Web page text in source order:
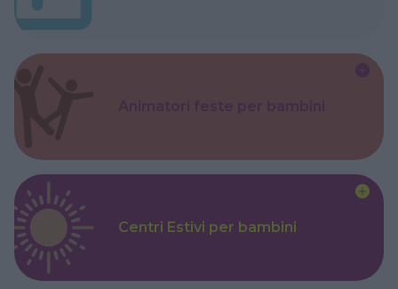
Centri Estivi per bambini